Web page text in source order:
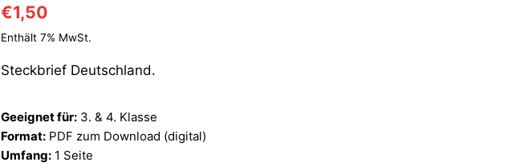
€1,50
Enthält 7% MwSt.
Steckbrief Deutschland.
Geeignet für: 3. & 4. Klasse
Format: PDF zum Download (digital)
Umfang: 1 Seite